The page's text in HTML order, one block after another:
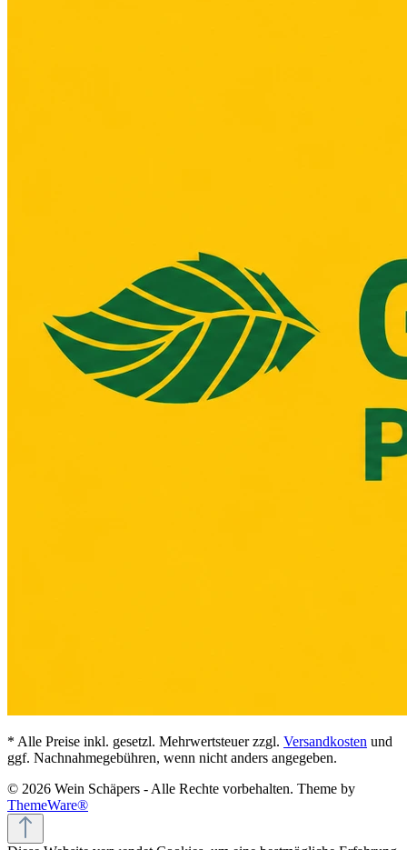
* Alle Preise inkl. gesetzl. Mehrwertsteuer zzgl. Versandkosten und
ggf. Nachnahmegebühren, wenn nicht anders angegeben.
© 2026 Wein Schäpers - Alle Rechte vorbehalten. Theme by
ThemeWare®